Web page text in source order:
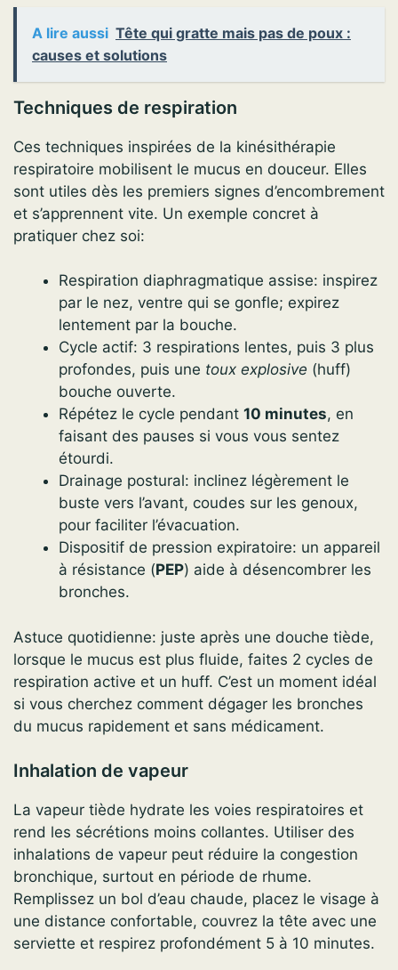
A lire aussi Tête qui gratte mais pas de poux :
causes et solutions
Techniques de respiration
Ces techniques inspirées de la kinésithérapie
respiratoire mobilisent le mucus en douceur. Elles
sont utiles dès les premiers signes d’encombrement
et s’apprennent vite. Un exemple concret à
pratiquer chez soi:
Respiration diaphragmatique assise: inspirez
par le nez, ventre qui se gonfle; expirez
lentement par la bouche.
Cycle actif: 3 respirations lentes, puis 3 plus
profondes, puis une toux explosive (huff)
bouche ouverte.
Répétez le cycle pendant 10 minutes, en
faisant des pauses si vous vous sentez
étourdi.
Drainage postural: inclinez légèrement le
buste vers l’avant, coudes sur les genoux,
pour faciliter l’évacuation.
Dispositif de pression expiratoire: un appareil
à résistance (PEP) aide à désencombrer les
bronches.
Astuce quotidienne: juste après une douche tiède,
lorsque le mucus est plus fluide, faites 2 cycles de
respiration active et un huff. C’est un moment idéal
si vous cherchez comment dégager les bronches
du mucus rapidement et sans médicament.
Inhalation de vapeur
La vapeur tiède hydrate les voies respiratoires et
rend les sécrétions moins collantes. Utiliser des
inhalations de vapeur peut réduire la congestion
bronchique, surtout en période de rhume.
Remplissez un bol d’eau chaude, placez le visage à
une distance confortable, couvrez la tête avec une
serviette et respirez profondément 5 à 10 minutes.